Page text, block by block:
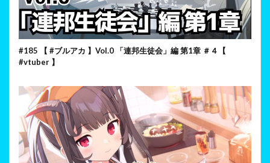
#185 【 #ブルアカ 】Vol.0 「連邦生徒会」編 第1章 ＃４【
#vtuber 】